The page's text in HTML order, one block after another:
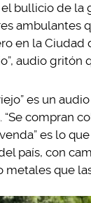
bullicio de la
ambulantes
en la
audio gritón
es un
“Se compran
es lo
país, con
metales que